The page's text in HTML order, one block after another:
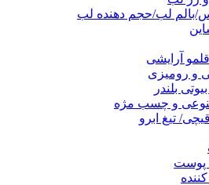
بالم لب/حجم دهنده لب
آرایشی
و رومیزی
بلندر
و چسب مژه
تیغ ابرو
پوست